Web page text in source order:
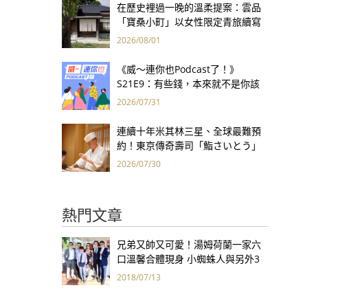
在歷史裡過一晚的溫柔提案：雲品
「寶桑小町」以女性限定青旅續寫
台東老屋記憶
2026/08/01
《威～連你也Podcast了！》
S21E9：有些錢，本來就不是你該
賺的——讀《一個投機者的告白》
2026/07/31
連續十年米其林三星、全球最難預
約！東京傳奇壽司「鮨さいとう」
為何破例首度來台？
2026/07/30
熱門文章
兄弟又帥又可愛！湯姆荷蘭一家六
口溫馨合體現身 小蜘蛛人與另外3
個弟弟感情超好！
2018/07/13